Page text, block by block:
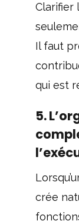
Clarifier
Il faut
qui est
5.
crée